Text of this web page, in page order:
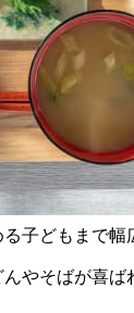
子どもまで幅
やそばが喜ば